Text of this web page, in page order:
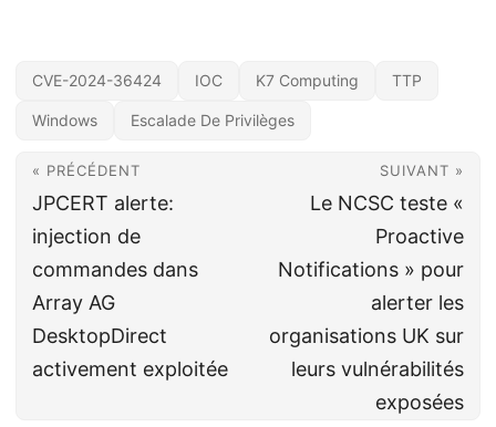
CVE-2024-36424 IOC K7 Computing TTP
Windows Escalade De Privilèges
« PRÉCÉDENT
JPCERT alerte:
injection de
commandes dans
Array AG
DesktopDirect
activement exploitée
SUIVANT »
Le NCSC teste «
Proactive
Notifications » pour
alerter les
organisations UK sur
leurs vulnérabilités
exposées